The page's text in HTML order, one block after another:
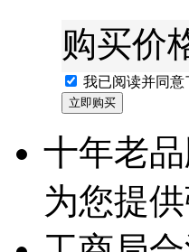
购买价
我已阅读并同意
十年老
为您提